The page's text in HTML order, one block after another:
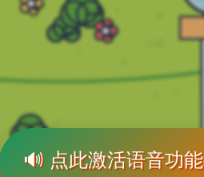
🔊 点此激活语音功能